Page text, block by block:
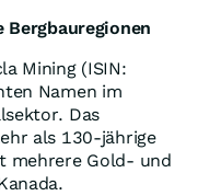
Mining (ISIN:
Namen im
Das
als 130-jährige
mehrere Gold- und